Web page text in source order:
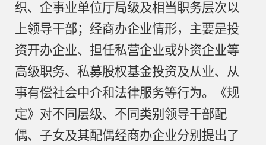
织、企事业单位厅局级及相当职务层次以
上领导干部；经商办企业情形，主要是投
资开办企业、担任私营企业或外资企业等
高级职务、私募股权基金投资及从业、从
事有偿社会中介和法律服务等行为。《规
定》对不同层级、不同类别领导干部配
偶、子女及其配偶经商办企业分别提出了